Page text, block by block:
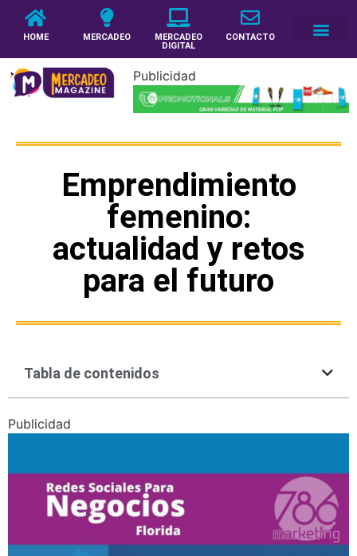
HOME MERCADEO
MERCADEO
DIGITAL
CONTACTO
Publicidad
Emprendimiento
femenino:
actualidad y retos
para el futuro
Tabla de contenidos
Publicidad